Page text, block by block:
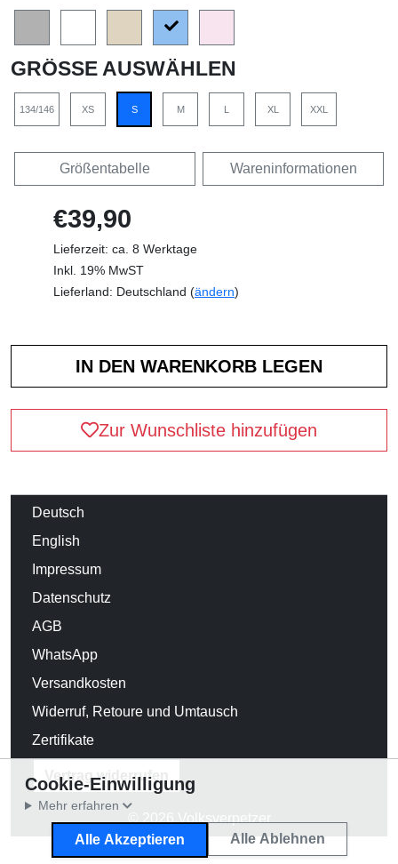
GRÖSSE AUSWÄHLEN
134/146 XS S M L XL XXL
Größentabelle Wareninformationen
€39,90
Lieferzeit: ca. 8 Werktage
Inkl. 19% MwST
Lieferland: Deutschland (ändern)
Zur Wunschliste hinzufügen
Deutsch
English
Impressum
Datenschutz
AGB
WhatsApp
Versandkosten
Widerruf, Retoure und Umtausch
Zertifikate
Vertrag widerrufen
© 2026 Volksverpetzer
Cookie-Einwilligung
Mehr erfahren
Alle Akzeptieren Alle Ablehnen